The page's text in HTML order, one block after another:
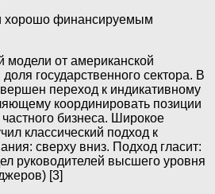
хорошо финансируемым
модели от американской
государственного сектора. В
переход к индикативному
координировать позиции
бизнеса. Широкое
классический подход к
сверху вниз. Подход гласит:
руководителей высшего уровня
[3]